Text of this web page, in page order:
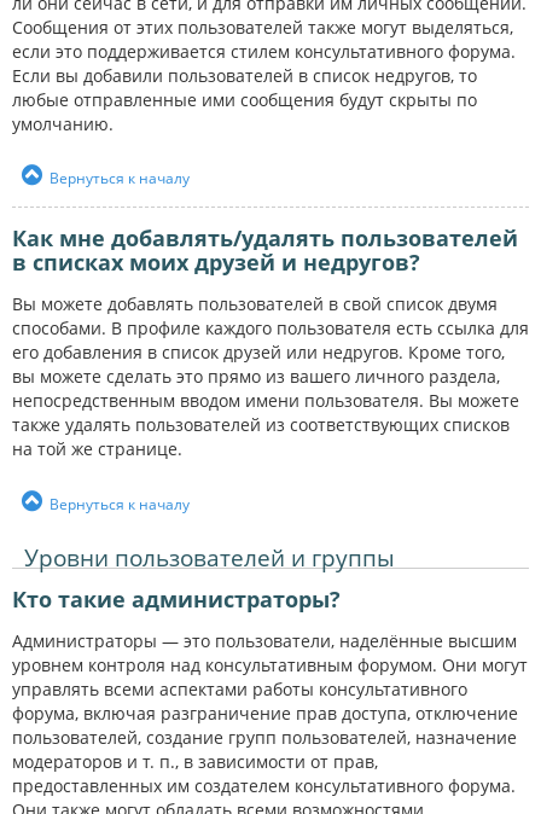
Сообщения от этих пользователей также могут выделяться,
если это поддерживается стилем консультативного форума.
Если вы добавили пользователей в список недругов, то
любые отправленные ими сообщения будут скрыты по
умолчанию.
Вернуться к началу
Как мне добавлять/удалять пользователей
в списках моих друзей и недругов?
Вы можете добавлять пользователей в свой список двумя
способами. В профиле каждого пользователя есть ссылка для
его добавления в список друзей или недругов. Кроме того,
вы можете сделать это прямо из вашего личного раздела,
непосредственным вводом имени пользователя. Вы можете
также удалять пользователей из соответствующих списков
на той же странице.
Вернуться к началу
Уровни пользователей и группы
Кто такие администраторы?
Администраторы — это пользователи, наделённые высшим
уровнем контроля над консультативным форумом. Они могут
управлять всеми аспектами работы консультативного
форума, включая разграничение прав доступа, отключение
пользователей, создание групп пользователей, назначение
модераторов и т. п., в зависимости от прав,
предоставленных им создателем консультативного форума.
Они также могут обладать всеми возможностями